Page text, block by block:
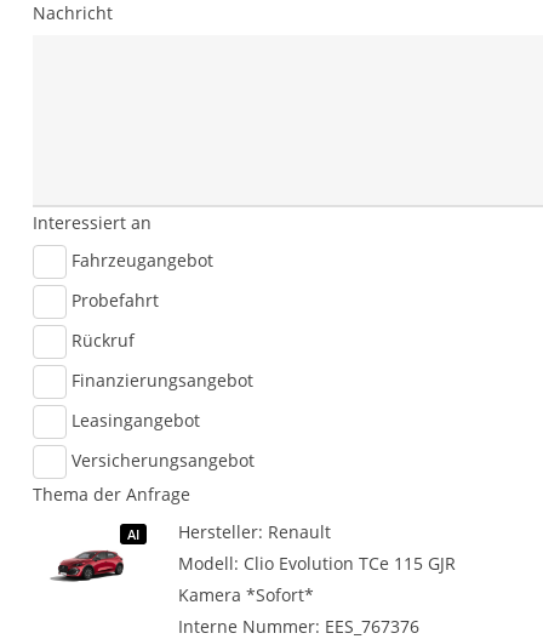
Nachricht
Interessiert an
Fahrzeugangebot
Probefahrt
Rückruf
Finanzierungsangebot
Leasingangebot
Versicherungsangebot
Thema der Anfrage
AI
Hersteller: Renault
Modell: Clio Evolution TCe 115 GJR
Kamera *Sofort*
Interne Nummer: EES_767376